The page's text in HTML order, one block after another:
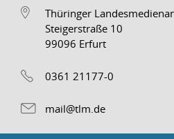
Thüringer
Steigerstraße 10
99096 Erfurt
0361 21177-0
mail@tlm.de